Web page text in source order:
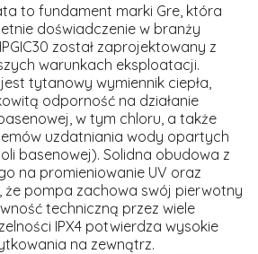
to fundament marki Gre, która
doświadczenie w branży
został zaprojektowany z
warunkach eksploatacji.
tytanowy wymiennik ciepła,
odporność na działanie
w tym chloru, a także
uzdatniania wody opartych
basenowej). Solidna obudowa z
na promieniowanie UV oraz
że pompa zachowa swój pierwotny
techniczną przez wiele
IPX4 potwierdza wysokie
na zewnątrz.